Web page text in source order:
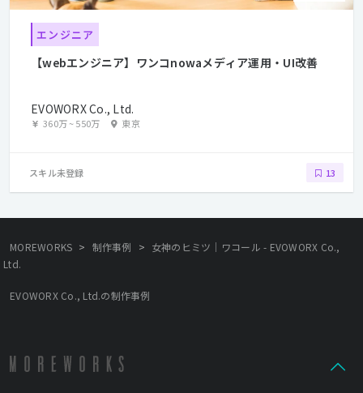
エンジニア
【webエンジニア】ワンコnowaメディア運用・UI改善
EVOWORX Co., Ltd.
360万~550万 東京
スキル未登録 13
MOREWORKS > 制作事例 > 女神のヒミツ｜ワコール - EVOWORX Co.,
Ltd.
EVOWORX Co., Ltd.の制作事例